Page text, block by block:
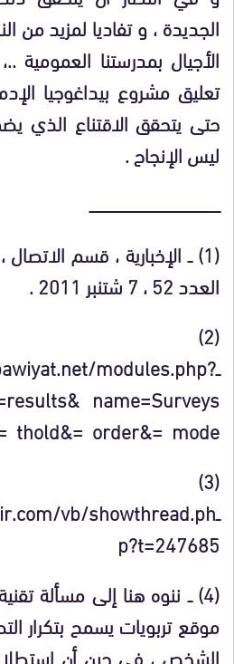
الجديدة ، و تفاديا لمزيد من
الأجيال بمدرستنا العمومية
تعليق مشروع بيداغوجيا
حتى يتحقق الاقتناع الذي
ليس الإنجاح .
ــــــــــــــــــــــــــــــــــــــــــــــــــــــــــــــــــــــــ
(1) ــ
الإخبارية ، قسم الاتصال ،
العدد 52 ، 7 شتنبر 2011 .
(2)
ــmodules.php?
name=Surveys
&
mode
=&
order
=&
thold
(3)
ــvb/showthread.ph
p?t=247685
(4) ــ
ننوه هنا إلى مسألة
موقع تربويات يسمح
الشخص ، في حين أن